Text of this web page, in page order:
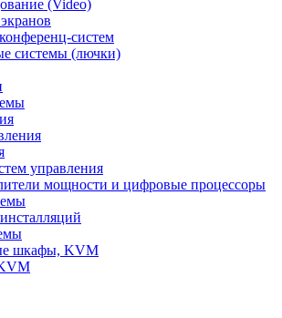
(Video)
систем
системы (лючки)
управления
мощности и цифровые процессоры
шкафы, KVM